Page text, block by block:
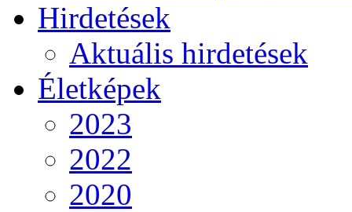
Hirdetések
Aktuális hirdetések
Életképek
2023
2022
2020